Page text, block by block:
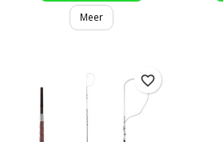
Meer
favorite_border